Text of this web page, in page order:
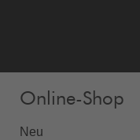
Online-Shop
Neu